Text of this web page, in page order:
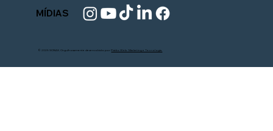
MÍDIAS
© 2025 SONAX. Orgulhosamente desenvolvido porPistão Web - Marketing e Tecnologia.